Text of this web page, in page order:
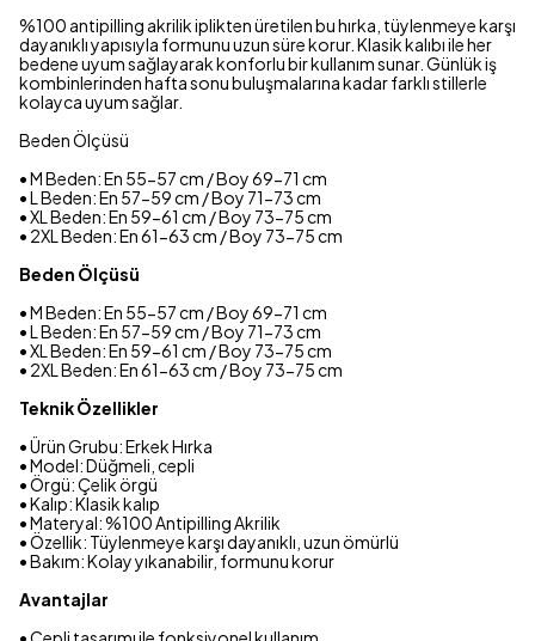
%100 antipilling akrilik iplikten üretilen bu hırka, tüylenmeye karşı
dayanıklı yapısıyla formunu uzun süre korur. Klasik kalıbı ile her
bedene uyum sağlayarak konforlu bir kullanım sunar. Günlük iş
kombinlerinden hafta sonu buluşmalarına kadar farklı stillerle
kolayca uyum sağlar.
Beden Ölçüsü
• M Beden: En 55-57 cm / Boy 69-71 cm
• L Beden: En 57-59 cm / Boy 71-73 cm
• XL Beden: En 59-61 cm / Boy 73-75 cm
• 2XL Beden: En 61-63 cm / Boy 73-75 cm
Beden Ölçüsü
• M Beden: En 55-57 cm / Boy 69-71 cm
• L Beden: En 57-59 cm / Boy 71-73 cm
• XL Beden: En 59-61 cm / Boy 73-75 cm
• 2XL Beden: En 61-63 cm / Boy 73-75 cm
Teknik Özellikler
• Ürün Grubu: Erkek Hırka
• Model: Düğmeli, cepli
• Örgü: Çelik örgü
• Kalıp: Klasik kalıp
• Materyal: %100 Antipilling Akrilik
• Özellik: Tüylenmeye karşı dayanıklı, uzun ömürlü
• Bakım: Kolay yıkanabilir, formunu korur
Avantajlar